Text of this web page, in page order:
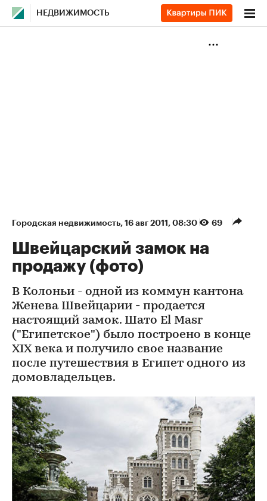
НЕДВИЖИМОСТЬ
Городская недвижимость⁠, 16 авг 2011, 08:30 69
Швейцарский замок на
продажу (фото)
В Колоньи - одной из коммун кантона
Женева Швейцарии - продается
настоящий замок. Шато El Masr
("Египетское") было построено в конце
XIX века и получило свое название
после путешествия в Египет одного из
домовладельцев.